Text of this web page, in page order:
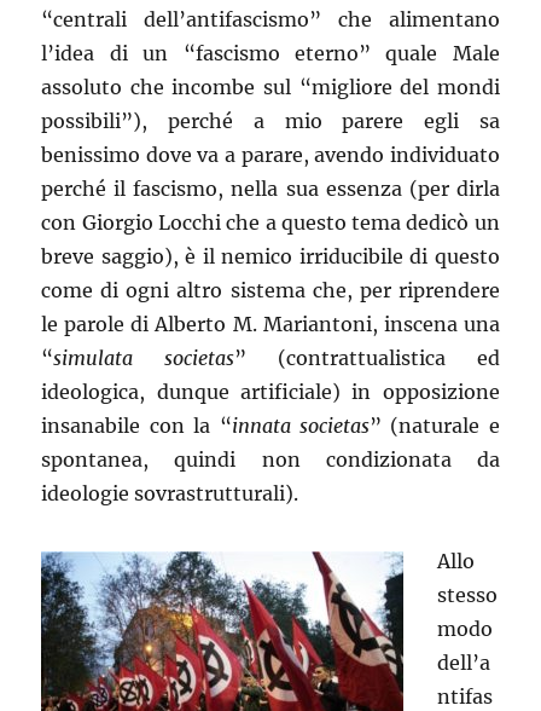
“centrali dell’antifascismo” che alimentano
l’idea di un “fascismo eterno” quale Male
assoluto che incombe sul “migliore del mondi
possibili”), perché a mio parere egli sa
benissimo dove va a parare, avendo individuato
perché il fascismo, nella sua essenza (per dirla
con Giorgio Locchi che a questo tema dedicò un
breve saggio), è il nemico irriducibile di questo
come di ogni altro sistema che, per riprendere
le parole di Alberto M. Mariantoni, inscena una
“simulata societas” (contrattualistica ed
ideologica, dunque artificiale) in opposizione
insanabile con la “innata societas” (naturale e
spontanea, quindi non condizionata da
ideologie sovrastrutturali).
Allo
stesso
modo
dell’a
ntifas